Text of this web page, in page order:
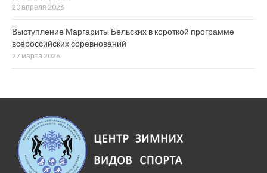
20 апреля 2026
Выступление Маргариты Бельских в короткой программе
всероссийских соревнований
27 марта 2026